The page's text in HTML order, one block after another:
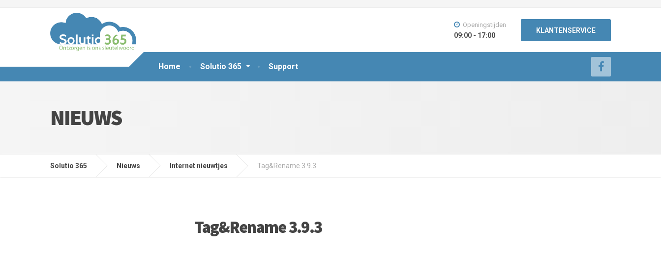
Home Solutio 365 Support
Openingstijden
09:00 - 17:00
KLANTENSERVICE
NIEUWS
Solutio 365 Nieuws Internet nieuwtjes Tag&Rename 3.9.3
Tag&Rename 3.9.3